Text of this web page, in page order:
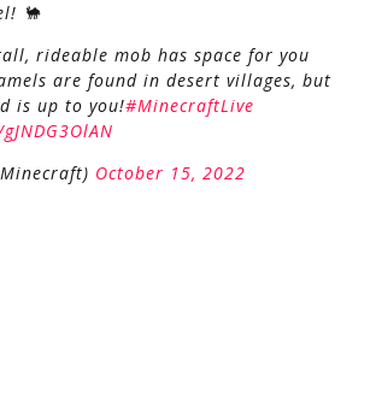
🐪
rideable mob has space for you
are found in desert villages, but
is up to you!#MinecraftLive
October 15, 2022